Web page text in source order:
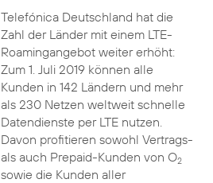
Telefónica Deutschland hat die
Zahl der Länder mit einem LTE-
Roamingangebot weiter erhöht:
Zum 1. Juli 2019 können alle
Kunden in 142 Ländern und mehr
als 230 Netzen weltweit schnelle
Datendienste per LTE nutzen.
Davon profitieren sowohl Vertrags-
als auch Prepaid-Kunden von O2
sowie die Kunden aller